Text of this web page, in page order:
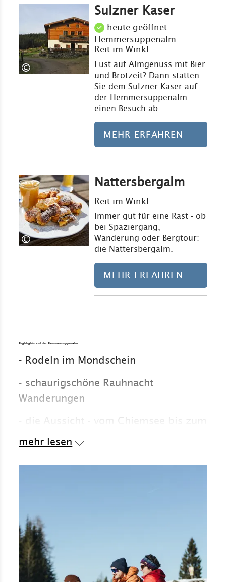
©
Sulzner Kaser
heute geöffnet
Hemmersuppenalm
Reit im Winkl
Lust auf Almgenuss mit Bier
und Brotzeit? Dann statten
Sie dem Sulzner Kaser auf
der Hemmersuppenalm
einen Besuch ab.
MEHR ERFAHREN
©
Nattersbergalm
Reit im Winkl
Immer gut für eine Rast - ob
bei Spaziergang,
Wanderung oder Bergtour:
die Nattersbergalm.
MEHR ERFAHREN
Highlights auf der Hemmersuppenalm
- Rodeln im Mondschein
- schaurigschöne Rauhnacht
Wanderungen
- die Aussicht - vom Chiemsee bis zum
Großvenediger
- Bergschuhe ausleihen im LOWA
Testcenter
- kulinarisch typisch Bayern: von der
mehr lesen